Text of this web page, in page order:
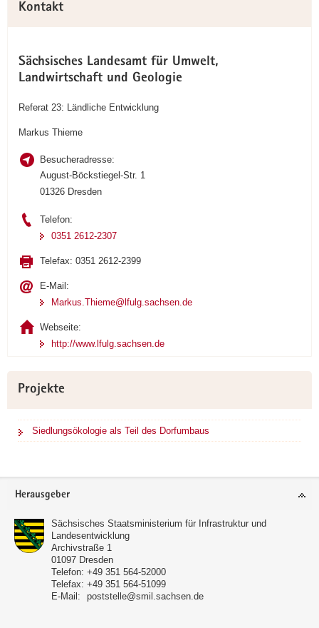
Kontakt
Sächsisches Landesamt für Umwelt,
Landwirtschaft und Geologie
Referat 23: Ländliche Entwicklung
Markus Thieme
Besucheradresse:
August-Böckstiegel-Str. 1
01326 Dresden
Telefon:
0351 2612-2307
Telefax: 0351 2612-2399
E-Mail:
Markus.Thieme@lfulg.sachsen.de
Webseite:
http://www.lfulg.sachsen.de
Projekte
Siedlungsökologie als Teil des Dorfumbaus
Footer-
Herausgeber
Sächsisches Staatsministerium für Infrastruktur und
Landesentwicklung
Archivstraße 1
01097 Dresden
Telefon: +49 351 564-52000
Telefax: +49 351 564-51099
E-Mail:
poststelle@smil.sachsen.de